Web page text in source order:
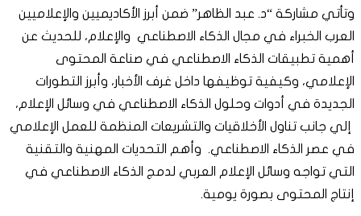
وتأتي مشاركة “د. عبد الظاهر” ضمن أبرز الأكاديميين والإعلاميين
العرب الخبراء في مجال الذكاء الاصطناعي والإعلام، للحديث عن
أهمية تطبيقات الذكاء الاصطناعي في صناعة المحتوى
الإعلامي، وكيفية توظيفها داخل غرف الأخبار، وأبرز التطورات
الجديدة في أدوات وحلول الذكاء الاصطناعي في وسائل الإعلام،
إلي جانب تناول الأخلاقيات والتشريعات المنظمة للعمل الإعلامي
في عصر الذكاء الاصطناعي. وأهم التحديات المهنية والتقنية
التي تواجه وسائل الإعلام العربي لدمج الذكاء الاصطناعي في
إنتاج المحتوى بصورة يومية.